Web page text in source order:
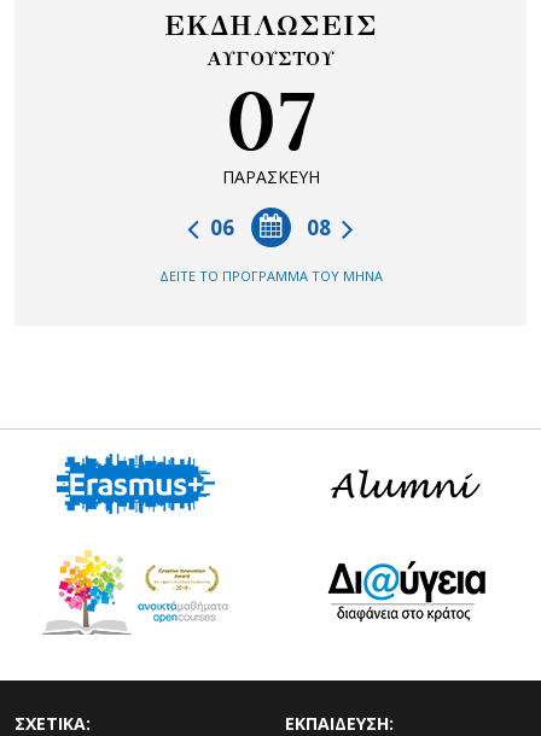
ΕΚΔΗΛΩΣΕΙΣ
ΑΥΓΟΥΣΤΟΥ
07
ΠΑΡΑΣΚΕΥΗ
08
06
ΔΕΙΤΕ ΤΟ ΠΡΟΓΡΑΜΜΑ ΤΟΥ ΜΗΝΑ
ΣΧΕΤΙΚΑ: ΕΚΠΑΙΔΕΥΣΗ: